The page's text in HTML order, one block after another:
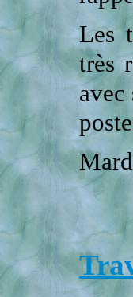
Les
très
avec